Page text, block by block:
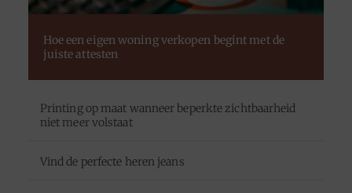
Hoe een eigen woning verkopen begint met de
juiste attesten
Printing op maat wanneer beperkte zichtbaarheid
niet meer volstaat
Vind de perfecte heren jeans